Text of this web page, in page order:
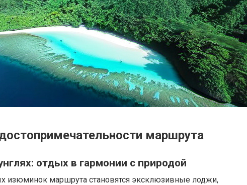
маршрута
отдых в гармонии с природой
изюминок маршрута становятся эксклюзивные лоджи,